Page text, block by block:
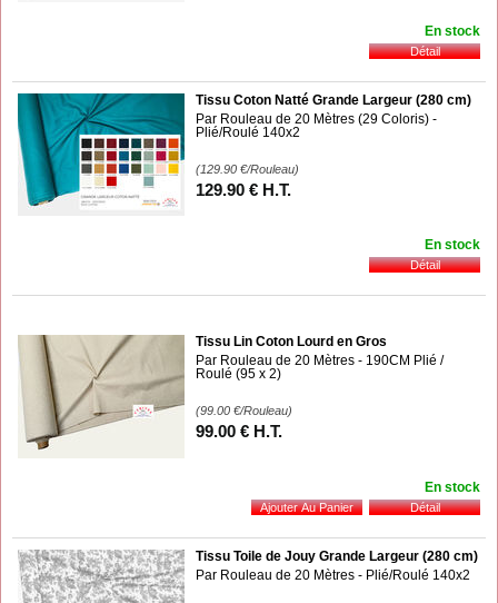
En stock
Tissu Coton Natté Grande Largeur (280 cm)
Par Rouleau de 20 Mètres (29 Coloris) -
Plié/Roulé 140x2
(129.90 €/Rouleau)
129.90 € H.T.
En stock
Tissu Lin Coton Lourd en Gros
Par Rouleau de 20 Mètres - 190CM Plié /
Roulé (95 x 2)
(99.00 €/Rouleau)
99.00 € H.T.
En stock
Tissu Toile de Jouy Grande Largeur (280 cm)
Par Rouleau de 20 Mètres - Plié/Roulé 140x2